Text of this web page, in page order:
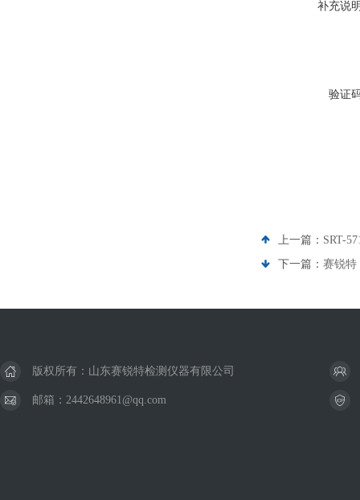
补充说
验证
上一篇： SRT-
下一篇： 赛锐特
版权所有：山东赛锐特检测仪器有限公司
邮箱：2442648961@qq.com